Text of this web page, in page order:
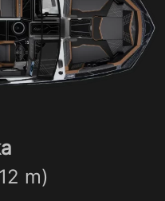
m)